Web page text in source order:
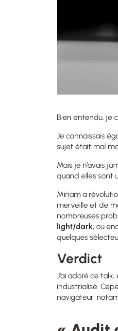
Bien entendu, je
Je connaissais
sujet était mal
Mais je n’avais
quand elles sont
Miriam a
merveille et de
nombreuses
light/dark, ou
quelques
Verdict
J’ai adoré ce
industrialisé.
navigateur,